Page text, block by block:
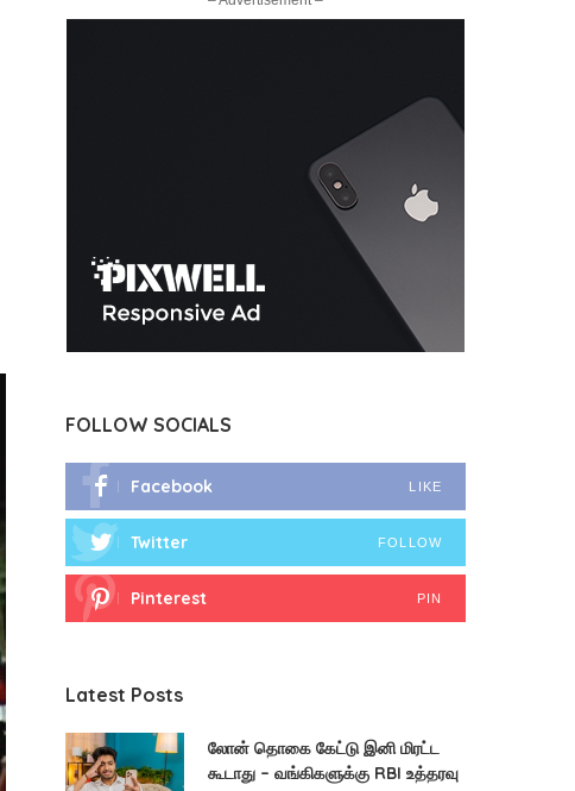
FOLLOW SOCIALS
Facebook LIKE
Twitter FOLLOW
Pinterest PIN
Latest Posts
லோன் தொகை கேட்டு இனி மிரட்ட
கூடாது – வங்கிகளுக்கு RBI உத்தரவு